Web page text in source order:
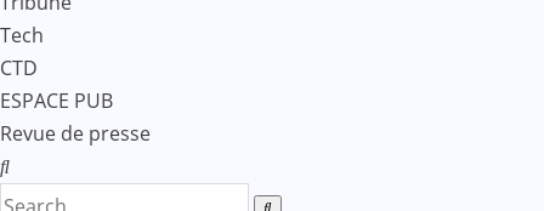
Tech
CTD
ESPACE PUB
Revue de presse